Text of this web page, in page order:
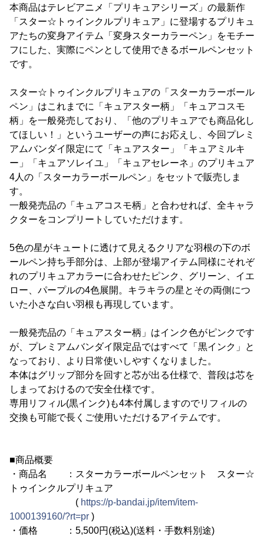
本商品はテレビアニメ「プリキュアシリーズ」の最新作
「スター☆トゥインクルプリキュア」に登場するプリキュ
アたちの変身アイテム「変身スターカラーペン」をモチー
フにした、実際にペンとして使用できるボールペンセット
です。
スター☆トゥインクルプリキュアの「スターカラーボール
ペン」はこれまでに「キュアスター柄」「キュアコスモ
柄」を一般発売しており、「他のプリキュアでも商品化し
てほしい！」というユーザーの声にお応えし、今回プレミ
アムバンダイ限定にて「キュアスター」「キュアミルキ
ー」「キュアソレイユ」「キュアセレーネ」のプリキュア
4人の「スターカラーボールペン」をセットで販売しま
す。
一般発売品の「キュアコスモ柄」と合わせれば、全キャラ
クターをコンプリートしていただけます。
5色の星がキュートに透けて見えるクリアな羽根の下のボ
ールペン持ち手部分は、上部が登場アイテム同様にそれぞ
れのプリキュアカラーに合わせたピンク、グリーン、イエ
ロー、パープルの4色展開。キラキラの星とその両側につ
いた小さな白い羽根も再現しています。
一般発売品の「キュアスター柄」はインク色がピンクです
が、プレミアムバンダイ限定品ではすべて「黒インク」と
なっており、より日常使いしやすくなりました。
本体はグリップ部分を回すと芯が出る仕様で、普段は芯を
しまっておけるので安全仕様です。
専用リフィル(黒インク)も4本付属しますのでリフィルの
交換も可能で長くご使用いただけるアイテムです。
■商品概要
・商品名 ：スターカラーボールペンセット スター☆
トゥインクルプリキュア
( https://p-bandai.jp/item/item-
1000139160/?rt=pr )
・価格 ：5,500円(税込)(送料・手数料別途)